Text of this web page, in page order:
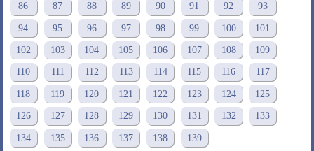
86 87 88 89 90 91 92 93
94 95 96 97 98 99 100 101
102 103 104 105 106 107 108 109
110 111 112 113 114 115 116 117
118 119 120 121 122 123 124 125
126 127 128 129 130 131 132 133
134 135 136 137 138 139